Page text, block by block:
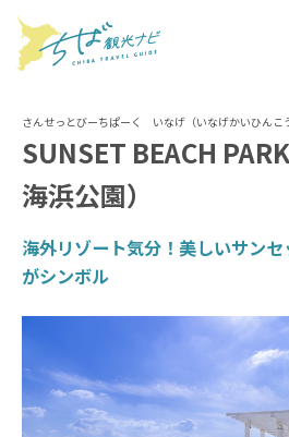
SUNSET BEACH
海浜公園）
海外リゾート気分！美しいサン
がシンボル